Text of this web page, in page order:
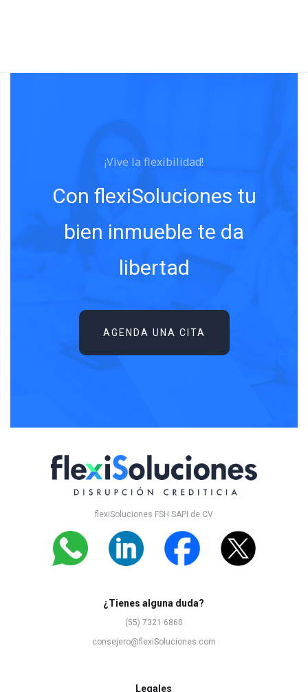
¡Vive la flexibilidad!
Con flexiSoluciones tu
bien inmueble te da
libertad
AGENDA UNA CITA
flexiSoluciones FSH SAPI de CV
¿Tienes alguna duda?
(55) 7321 6860
consejero@flexiSoluciones.com
Legales